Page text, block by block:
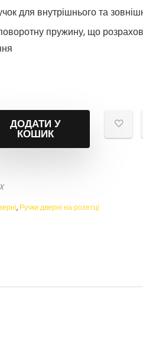
для внутрішнього та
пружину, що
ДОДАТИ У
КОШИК
, Ручки дверні на розетці